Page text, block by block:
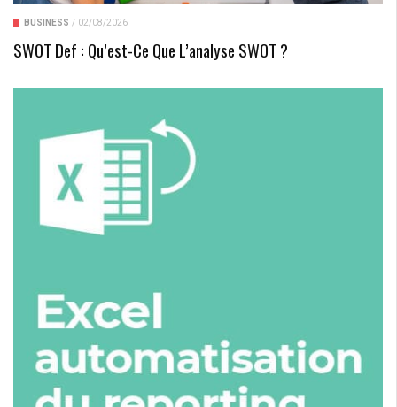
BUSINESS / 02/08/2026
SWOT Def : Qu’est-Ce Que L’analyse SWOT ?